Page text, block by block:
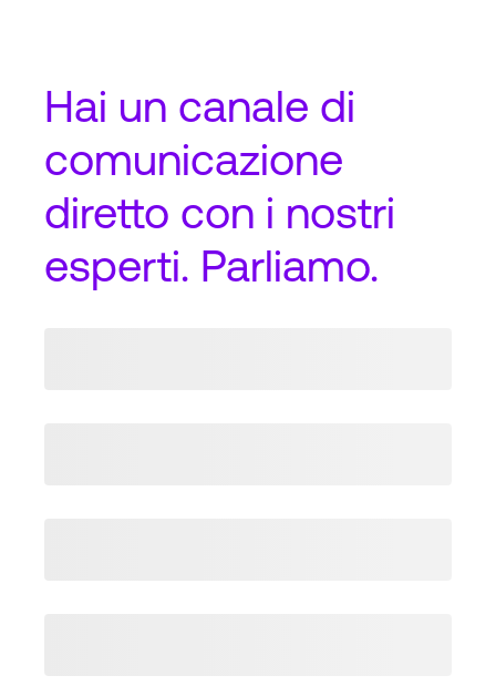
Hai un canale di
comunicazione
diretto con i nostri
esperti. Parliamo.